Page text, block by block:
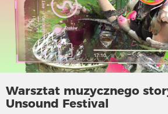
Warsztat muzycznego
Unsound Festival